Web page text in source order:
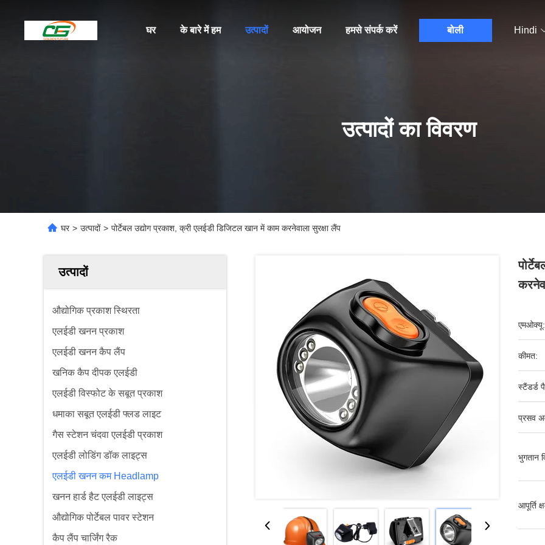
घर के बारे में हम उत्पादों आयोजन हमसे संपर्क करें बोली Hindi
उत्पादों का विवरण
घर > उत्पादों > पोर्टेबल उद्योग प्रकाश, क्री एलईडी डिजिटल खान में काम करनेवाला सुरक्षा लैंप
उत्पादों
औद्योगिक प्रकाश स्थिरता
एलईडी खनन प्रकाश
एलईडी खनन कैप लैंप
खनिक कैप दीपक एलईडी
एलईडी विस्फोट के सबूत प्रकाश
धमाका सबूत एलईडी फ्लड लाइट
गैस स्टेशन चंदवा एलईडी प्रकाश
एलईडी लोडिंग डॉक लाइट्स
एलईडी खनन कम Headlamp
खनन हार्ड हैट एलईडी लाइट्स
औद्योगिक पोर्टेबल पावर स्टेशन
कैप लैंप चार्जिंग रैक
एमओक्यू:
कीमत:
स्टैंडर्ड
प्रसव
भुगतान
आपूर्ति